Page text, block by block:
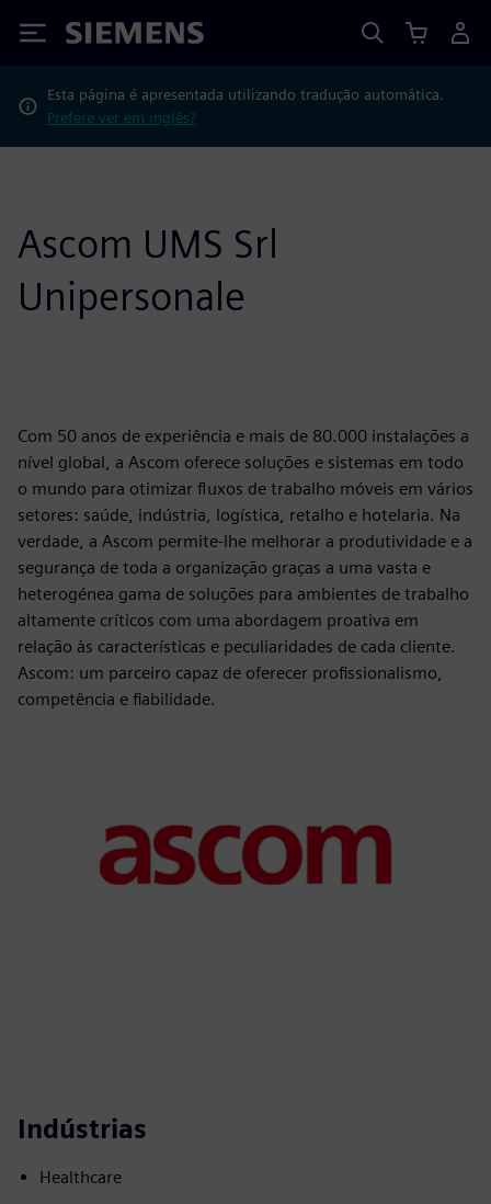
Siemens
Esta página é apresentada utilizando tradução automática.
Prefere ver em inglês?
Ascom UMS Srl
Unipersonale
Com 50 anos de experiência e mais de 80.000 instalações a
nível global, a Ascom oferece soluções e sistemas em todo
o mundo para otimizar fluxos de trabalho móveis em vários
setores: saúde, indústria, logística, retalho e hotelaria. Na
verdade, a Ascom permite-lhe melhorar a produtividade e a
segurança de toda a organização graças a uma vasta e
heterogénea gama de soluções para ambientes de trabalho
altamente críticos com uma abordagem proativa em
relação às características e peculiaridades de cada cliente.
Ascom: um parceiro capaz de oferecer profissionalismo,
competência e fiabilidade.
Indústrias
Healthcare